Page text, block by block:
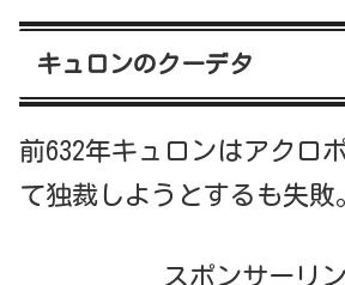
キュロンのクーデタ
前632年キュロンはアクロ
て独裁しようとするも失敗
スポンサーリ